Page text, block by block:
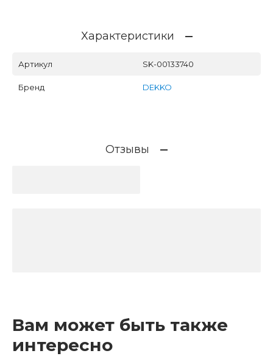
Характеристики
Артикул SK-00133740
Бренд DEKKO
Отзывы
Вам может быть также
интересно